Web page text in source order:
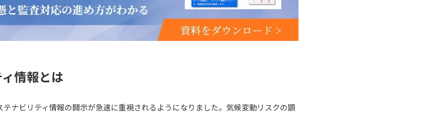
情報とは
ナビリティ情報の開示が急速に重視されるようになりました。気候変動リスクの顕